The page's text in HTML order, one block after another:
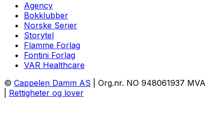
Agency
Bokklubber
Norske Serier
Storytel
Flamme Forlag
Fontini Forlag
VAR Healthcare
© Cappelen Damm AS | Org.nr. NO 948061937 MVA
Rettigheter og lover